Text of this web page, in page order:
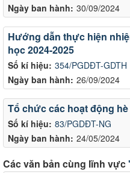
Ngày ban hành: 30/09/2024
Số kí hiệu: 354/PGDĐT-GDTH
Ngày ban hành: 26/09/2024
Hướng dẫn thực hiện
học 2024-2025
Số kí hiệu: 83/PGDĐT-NG
Ngày ban hành: 24/05/2024
Tổ chức các hoạt động
Các văn bản cùng lĩnh vực